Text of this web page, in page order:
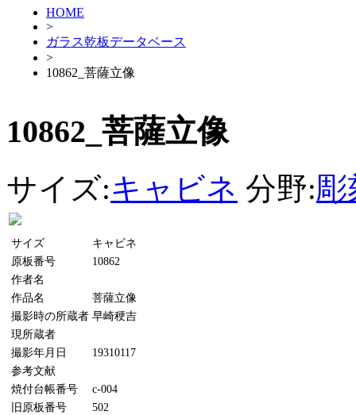
HOME
>
ガラス乾板データベース
>
10862_菩薩立像
10862_菩薩立像
サイズ:キャビネ 分野:彫
サイズ
キャビネ
原板番号
10862
作者名
作品名
菩薩立像
撮影時の所蔵者 早崎稉吉
現所蔵者
撮影年月日
19310117
参考文献
焼付台帳番号
c-004
旧原板番号
502